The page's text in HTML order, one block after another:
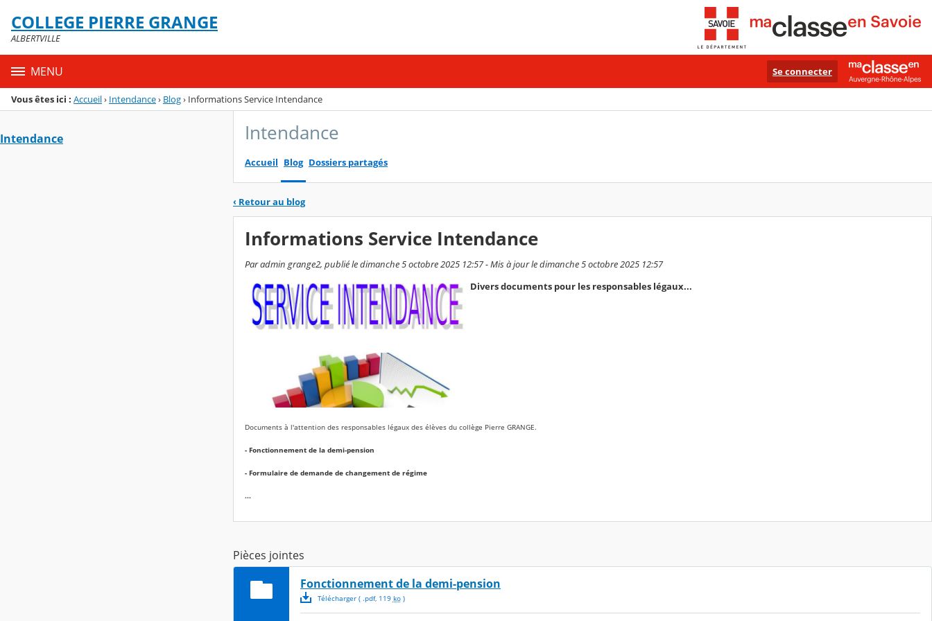
Menu de la rubrique
Contenu
COLLEGE PIERRE GRANGE
ALBERTVILLE
MENU Se connecter
Vous êtes ici : Accueil› Intendance› Blog› Informations Service Intendance
Intendance Intendance
Accueil Blog Dossiers partagés
‹ Retour au blog
Informations Service Intendance
Par admin grange2, publié le dimanche 5 octobre 2025 12:57 - Mis à jour le dimanche 5 octobre 2025 12:57
Divers documents pour les responsables légaux...
Documents à l'attention des responsables légaux des élèves du collège Pierre GRANGE.
- Fonctionnement de la demi-pension
- Formulaire de demande de changement de régime
...
Pièces jointes
Fonctionnement de la demi-pension
Télécharger( .pdf, 119 ko)